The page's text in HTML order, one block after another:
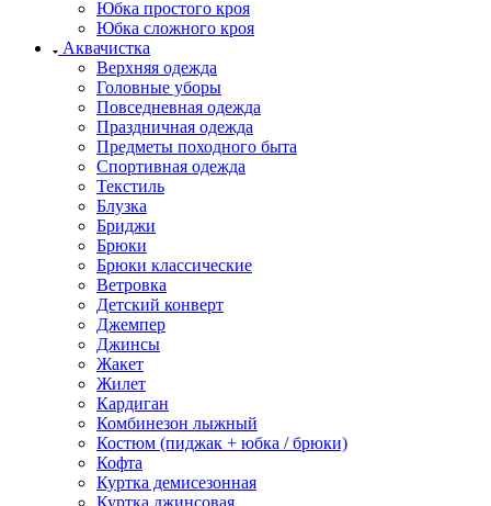
Юбка простого кроя
Юбка сложного кроя
Аквачистка
Верхняя одежда
Головные уборы
Повседневная одежда
Праздничная одежда
Предметы походного быта
Спортивная одежда
Текстиль
Блузка
Бриджи
Брюки
Брюки классические
Ветровка
Детский конверт
Джемпер
Джинсы
Жакет
Жилет
Кардиган
Комбинезон лыжный
Костюм (пиджак + юбка / брюки)
Кофта
Куртка демисезонная
Куртка джинсовая